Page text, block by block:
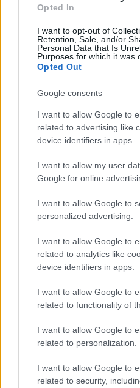
Opted In
I want to opt-out of
Retention, Sale, and/or
Personal Data that Is
Purposes for which it was
Opted Out
Google consents
I want to allow Google to
related to advertising like
device identifiers in apps.
I want to allow my user
Google for online
I want to allow Google to
personalized advertising.
I want to allow Google to
related to analytics like
device identifiers in apps.
I want to allow Google to
related to functionality of
I want to allow Google to
related to personalization.
I want to allow Google to
related to security,
SZTÁROK
Eva Longoria
ruhája egy igazi
SZTÁROK